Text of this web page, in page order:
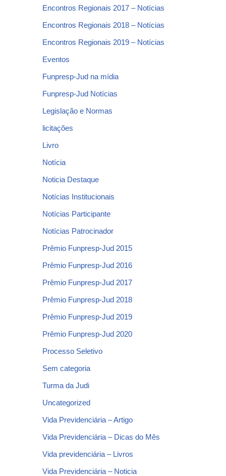
Encontros Regionais 2017 – Notícias
Encontros Regionais 2018 – Notícias
Encontros Regionais 2019 – Notícias
Eventos
Funpresp-Jud na mídia
Funpresp-Jud Notícias
Legislação e Normas
licitações
Livro
Notícia
Noticia Destaque
Notícias Institucionais
Notícias Participante
Notícias Patrocinador
Prêmio Funpresp-Jud 2015
Prêmio Funpresp-Jud 2016
Prêmio Funpresp-Jud 2017
Prêmio Funpresp-Jud 2018
Prêmio Funpresp-Jud 2019
Prêmio Funpresp-Jud 2020
Processo Seletivo
Sem categoria
Turma da Judi
Uncategorized
Vida Previdenciária – Artigo
Vida Previdenciária – Dicas do Mês
Vida previdenciária – Livros
Vida Previdenciária – Noticia